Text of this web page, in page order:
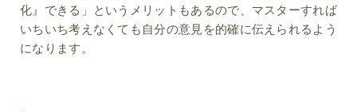
化』できる」というメリットもあるので、マスターすれば
いちいち考えなくても自分の意見を的確に伝えられるよう
になります。